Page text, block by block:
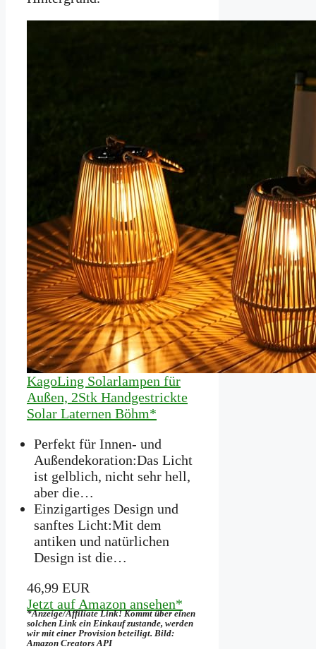
KagoLing Solarlampen für
Außen, 2Stk Handgestrickte
Solar Laternen Böhm*
Perfekt für Innen- und
Außendekoration:Das Licht
ist gelblich, nicht sehr hell,
aber die…
Einzigartiges Design und
sanftes Licht:Mit dem
antiken und natürlichen
Design ist die…
46,99 EUR
Jetzt auf Amazon ansehen*
*Anzeige/Affiliate Link! Kommt über einen
solchen Link ein Einkauf zustande, werden
wir mit­ einer Provision beteiligt. Bild:
Amazon Creators API